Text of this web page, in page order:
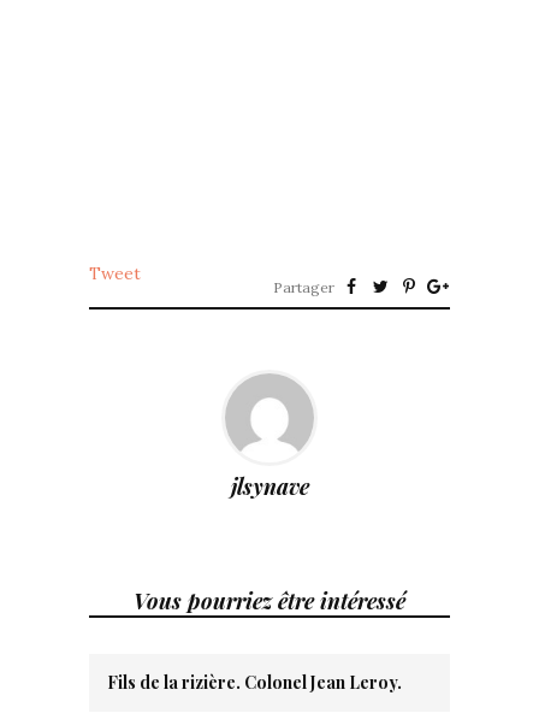
Tweet
Partager
jlsynave
Vous pourriez être intéressé
Fils de la rizière. Colonel Jean Leroy.